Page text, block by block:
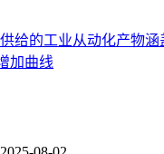
给的工业从动化产物涵
加曲线